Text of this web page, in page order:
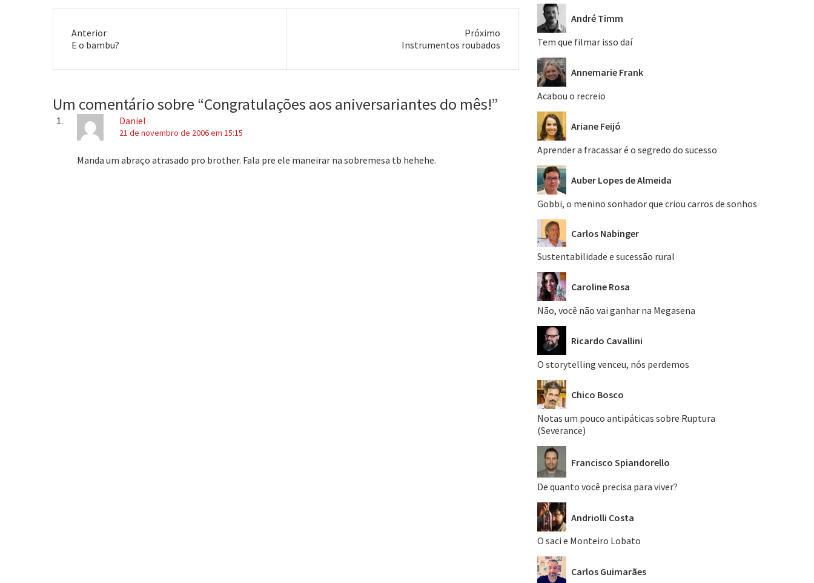
em saber…
Anterior
Post
E o bambu?
Próximo
Instrumentos roubados
Um comentário sobre “Congratulações aos aniversariantes do mês!”
Daniel
21 de novembro de 2006 em 15:15
Manda um abraço atrasado pro brother. Fala pre ele maneirar na sobremesa tb hehehe.
André Timm
Tem que filmar isso daí
Annemarie Frank
Acabou o recreio
Ariane Feijó
Aprender a fracassar é o segredo do sucesso
Auber Lopes de Almeida
Gobbi, o menino sonhador que criou carros de sonhos
Carlos Nabinger
Sustentabilidade e sucessão rural
Caroline Rosa
Não, você não vai ganhar na Megasena
Ricardo Cavallini
O storytelling venceu, nós perdemos
Chico Bosco
Notas um pouco antipáticas sobre Ruptura
(Severance)
Francisco Spiandorello
De quanto você precisa para viver?
Andriolli Costa
O saci e Monteiro Lobato
Carlos Guimarães